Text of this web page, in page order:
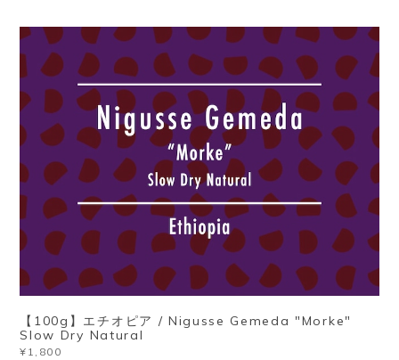
【100g】エチオピア / Nigusse Gemeda "Morke"
Slow Dry Natural
¥1,800